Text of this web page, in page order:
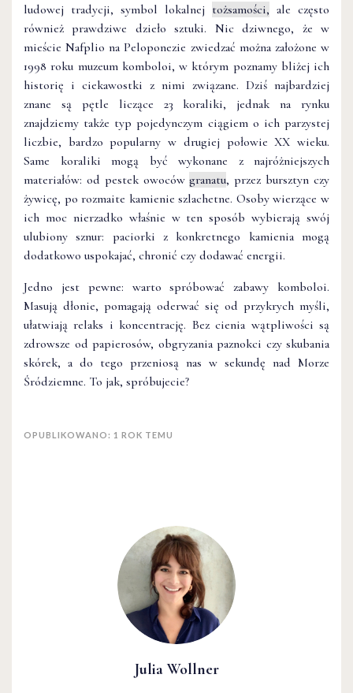
Julia Wollner
ludowej tradycji, symbol lokalnej tożsamości, ale często
również prawdziwe dzieło sztuki. Nic dziwnego, że w
mieście Nafplio na Peloponezie zwiedzać można założone w
1998 roku muzeum komboloi, w którym poznamy bliżej ich
historię i ciekawostki z nimi związane. Dziś najbardziej
znane są pętle liczące 23 koraliki, jednak na rynku
znajdziemy także typ pojedynczym ciągiem o ich parzystej
liczbie, bardzo popularny w drugiej połowie XX wieku.
Same koraliki mogą być wykonane z najróżniejszych
materiałów: od pestek owocówgranatu, przez bursztyn czy
żywicę, po rozmaite kamienie szlachetne. Osoby wierzące w
ich moc nierzadko właśnie w ten sposób wybierają swój
ulubiony sznur: paciorki z konkretnego kamienia mogą
dodatkowo uspokajać, chronić czy dodawać energii.
Jedno jest pewne: warto spróbować zabawy komboloi.
Masują dłonie, pomagają oderwać się od przykrych myśli,
ułatwiają relaks i koncentrację. Bez cienia wątpliwości są
zdrowsze od papierosów, obgryzania paznokci czy skubania
skórek, a do tego przeniosą nas w sekundę nad Morze
Śródziemne. To jak, spróbujecie?
OPUBLIKOWANO: 1 ROK TEMU